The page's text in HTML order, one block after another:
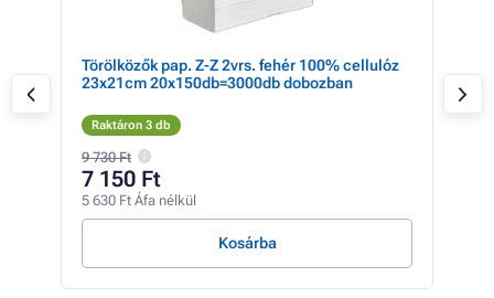
Törölközők pap. Z-Z 2vrs. fehér 100% cellulóz
23x21cm 20x150db=3000db dobozban
Raktáron 3 db
9 730 Ft
7 150 Ft
5 630 Ft Áfa nélkül
Kosárba